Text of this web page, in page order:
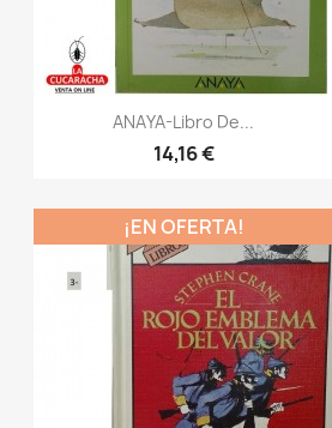
ANAYA-Libro De...
14,16 €
¡EN OFERTA!